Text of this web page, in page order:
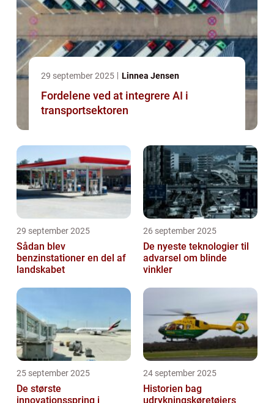
29 september 2025 Linnea Jensen
Fordelene ved at integrere AI i
transportsektoren
29 september 2025
Sådan blev
benzinstationer en del af
landskabet
26 september 2025
De nyeste teknologier til
advarsel om blinde
vinkler
25 september 2025
De største
innovationsspring i
24 september 2025
Historien bag
udrykningskøretøjers